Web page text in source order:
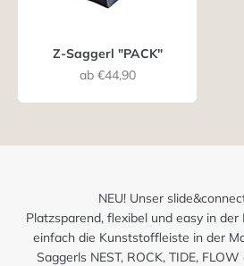
Z-Saggerl "PACK"
Angebot
ab €44,90
NEU! Unser
Platzsparend, flexibel und easy in
einfach die Kunststoffleiste in der
Saggerls NEST, ROCK, TIDE,